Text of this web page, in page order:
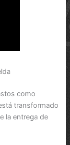
como
transformado
la entrega de